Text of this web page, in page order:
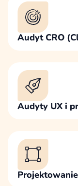
Audyt CRO
Audyty UX i